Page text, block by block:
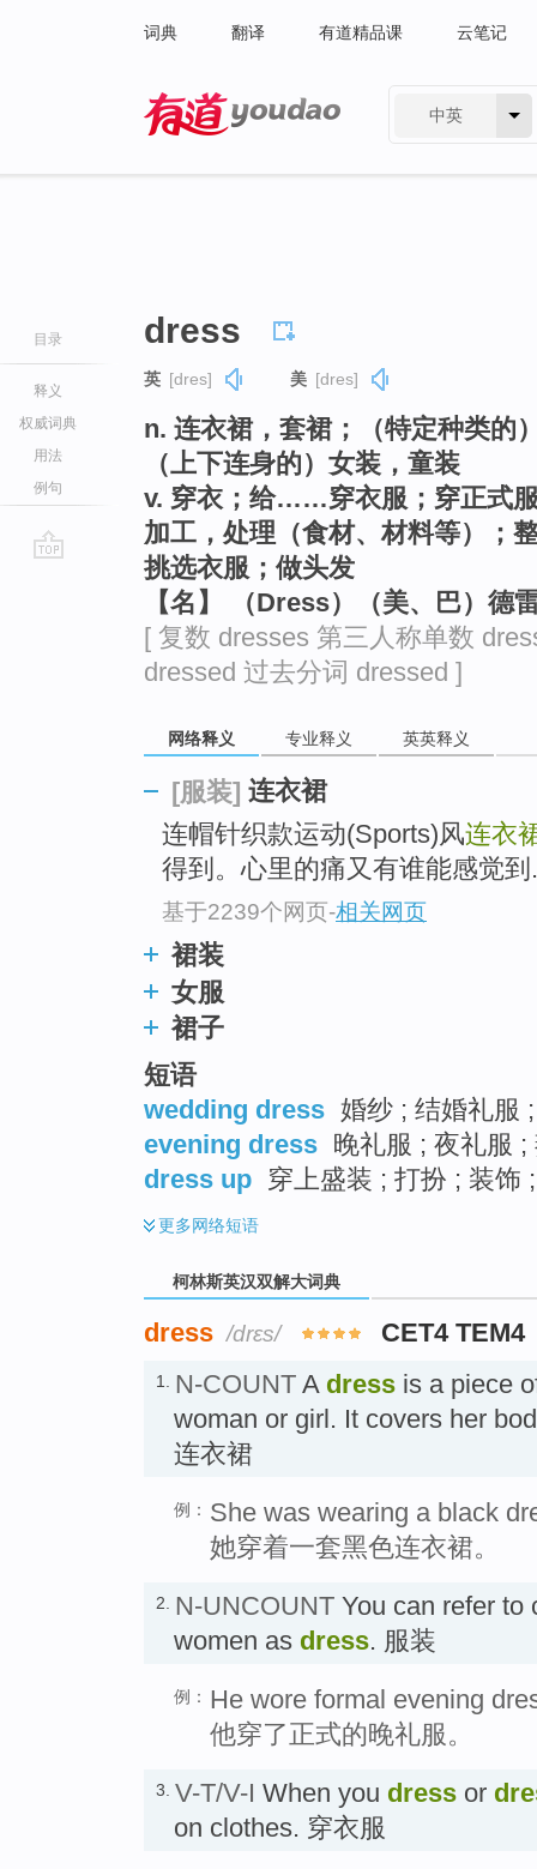
词典 翻译 有道精品课 云笔记
中英
目录
释义
权威词典
用法
例句
dress
英 [dres] 美 [dres]
n. 连衣裙，套裙；（特定种类的
（上下连身的）女装，童装
v. 穿衣；给……穿衣服；穿正式
加工，处理（食材、材料等）
挑选衣服；做头发
【名】 （Dress）（美、巴）德
[ 复数 dresses 第三人称单数
dressed 过去分词 dressed ]
网络释义 专业释义 英英释义
[服装] 连衣裙
连帽针织款运动(Sports)风连衣
得到。心里的痛又有谁能感觉到.
基于2239个网页-相关网页
裙装
女服
裙子
短语
wedding dress 婚纱 ; 结婚礼服
evening dress 晚礼服 ; 夜礼服
dress up 穿上盛装 ; 打扮 ; 装饰
更多网络短语
柯林斯英汉双解大词典
dress /drɛs/ CET4 TEM4
1. N-COUNT A dress is a piece
woman or girl. It covers her
连衣裙
例： She was wearing a black
她穿着一套黑色连衣裙。
2. N-UNCOUNT You can refer to
women as dress. 服装
例： He wore formal evening
他穿了正式的晚礼服。
3. V-T/V-I When you dress or
on clothes. 穿衣服